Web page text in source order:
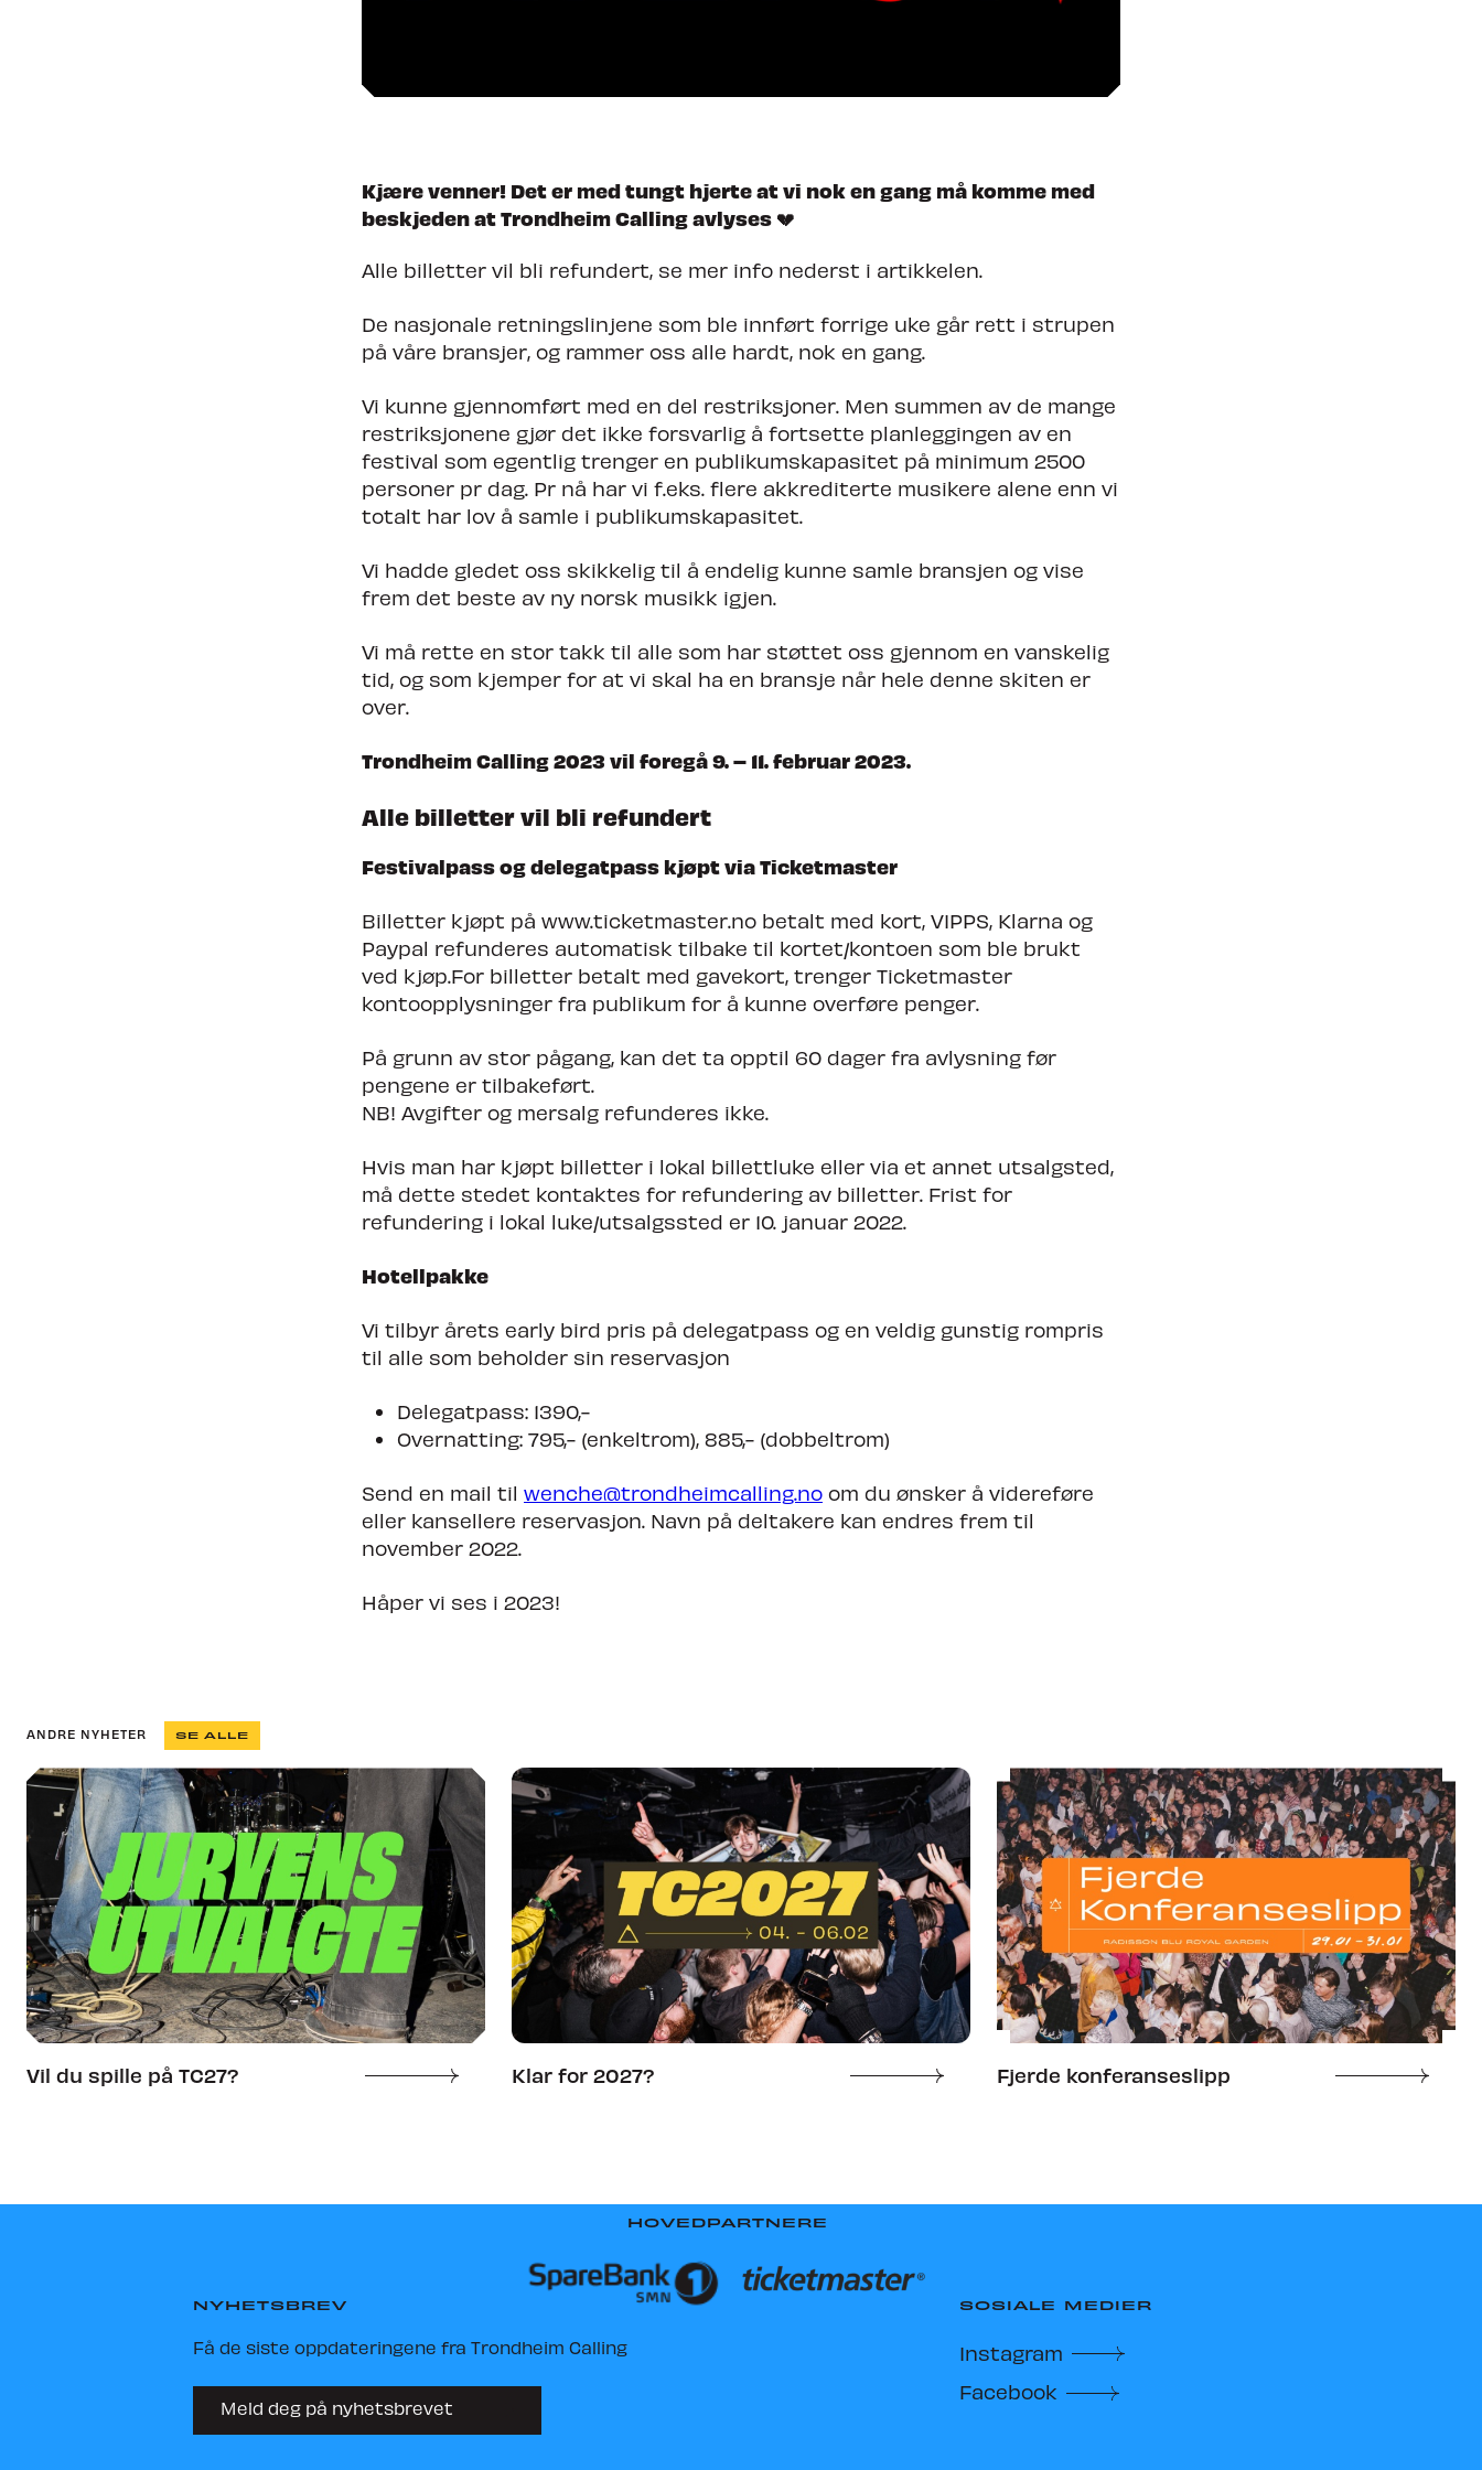
Kjære venner! Det er med tungt hjerte at vi nok en gang må komme med
beskjeden at Trondheim Calling avlyses 💔
Alle billetter vil bli refundert, se mer info nederst i artikkelen.
De nasjonale retningslinjene som ble innført forrige uke går rett i strupen
på våre bransjer, og rammer oss alle hardt, nok en gang.
Vi kunne gjennomført med en del restriksjoner. Men summen av de mange
restriksjonene gjør det ikke forsvarlig å fortsette planleggingen av en
festival som egentlig trenger en publikumskapasitet på minimum 2500
personer pr dag. Pr nå har vi f.eks. flere akkrediterte musikere alene enn vi
totalt har lov å samle i publikumskapasitet.
Vi hadde gledet oss skikkelig til å endelig kunne samle bransjen og vise
frem det beste av ny norsk musikk igjen.
Vi må rette en stor takk til alle som har støttet oss gjennom en vanskelig
tid, og som kjemper for at vi skal ha en bransje når hele denne skiten er
over.
Trondheim Calling 2023 vil foregå 9. – 11. februar 2023.
Alle billetter vil bli refundert
Festivalpass og delegatpass kjøpt via Ticketmaster
Billetter kjøpt på www.ticketmaster.no betalt med kort, VIPPS, Klarna og
Paypal refunderes automatisk tilbake til kortet/kontoen som ble brukt
ved kjøp.For billetter betalt med gavekort, trenger Ticketmaster
kontoopplysninger fra publikum for å kunne overføre penger.
På grunn av stor pågang, kan det ta opptil 60 dager fra avlysning før
pengene er tilbakeført.
NB! Avgifter og mersalg refunderes ikke.
Hvis man har kjøpt billetter i lokal billettluke eller via et annet utsalgsted,
må dette stedet kontaktes for refundering av billetter. Frist for
refundering i lokal luke/utsalgssted er 10. januar 2022.
Hotellpakke
Vi tilbyr årets early bird pris på delegatpass og en veldig gunstig rompris
til alle som beholder sin reservasjon
Delegatpass: 1390,-
Overnatting: 795,- (enkeltrom), 885,- (dobbeltrom)
Send en mail til wenche@trondheimcalling.no om du ønsker å videreføre
eller kansellere reservasjon. Navn på deltakere kan endres frem til
november 2022.
Håper vi ses i 2023!
ANDRE NYHETER SE ALLE
Vil du spille på TC27? Klar for 2027? Fjerde konferanseslipp
HOVEDPARTNERE
NYHETSBREV
Få de siste oppdateringene fra Trondheim Calling
Meld deg på nyhetsbrevet
SOSIALE MEDIER
Instagram
Facebook